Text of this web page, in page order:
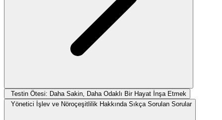
Testin Ötesi: Daha Sakin, Daha Odaklı Bir Hayat İnşa Etmek
Yönetici İşlev ve Nöroçeşitlilik Hakkında Sıkça Sorulan Sorular